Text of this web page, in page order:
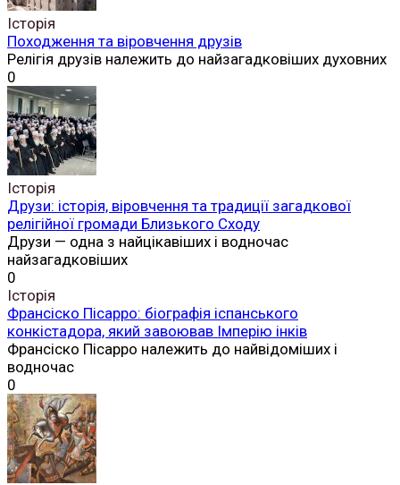
Історія
Походження та віровчення друзів
Релігія друзів належить до найзагадковіших духовних
0
Історія
Друзи: історія, віровчення та традиції загадкової
релігійної громади Близького Сходу
Друзи — одна з найцікавіших і водночас
найзагадковіших
0
Історія
Франсіско Пісарро: біографія іспанського
конкістадора, який завоював Імперію інків
Франсіско Пісарро належить до найвідоміших і
водночас
0